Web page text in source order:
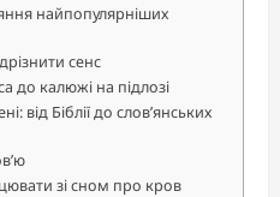
найпопулярніших
сенс
до калюжі на підлозі
від Біблії до слов’янських
зі сном про кров